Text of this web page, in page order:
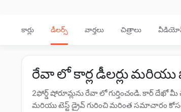
కార్లు డీలర్స్ వార్తలు చిత్రాలు
రేవా లో కార్ల డీలర్లు
2ఫోర్డ్ షోరూమ్లను రేవా లో గుర్తించండి. కార్ దేఖో
మరియు టెస్ట్ డ్రైవ్ గురించి మరింత సమాచారం కోసం